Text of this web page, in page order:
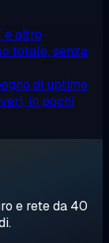
e altro
totale, senza
di uptime
in pochi
e rete da 40